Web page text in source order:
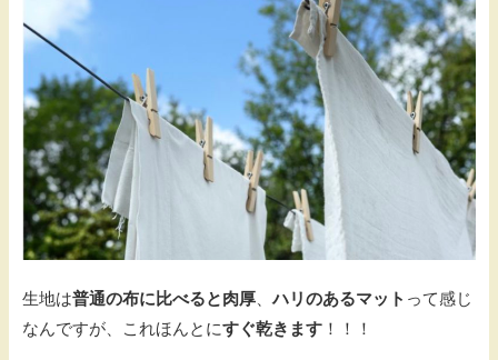
生地は普通の布に比べると肉厚、ハリのあるマット って感じ
なんですが、これほんとにすぐ乾きます ！！！